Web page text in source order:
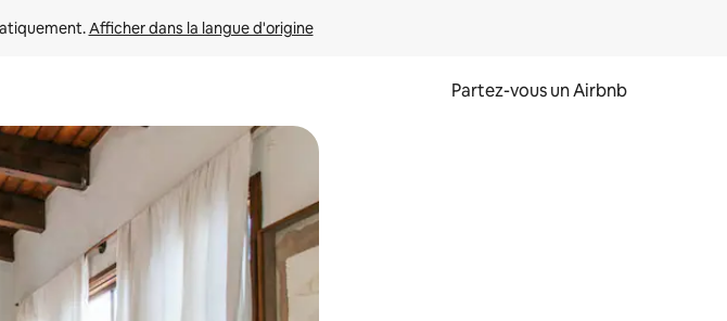
Afficher dans la langue d'origine
Partez-vous un Airbnb